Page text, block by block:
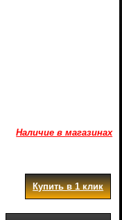
Наличие в магазинах
Купить в 1 клик